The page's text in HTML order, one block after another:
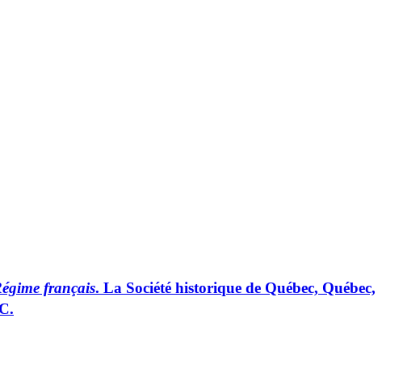
français. La Société historique de Québec, Québec,